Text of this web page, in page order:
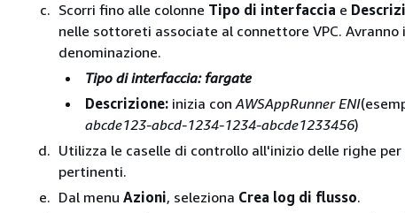
Scorri fino alle colonne Tipo di interfaccia e
nelle sottoreti associate al connettore VPC. Avranno
denominazione.
Tipo di interfaccia: fargate
Descrizione: inizia conAWSAppRunner ENI
abcde123-abcd-1234-1234-abcde1233456)
Utilizza le caselle di controllo all'inizio delle righe per
pertinenti.
Dal menu Azioni, seleziona Crea log di flusso.